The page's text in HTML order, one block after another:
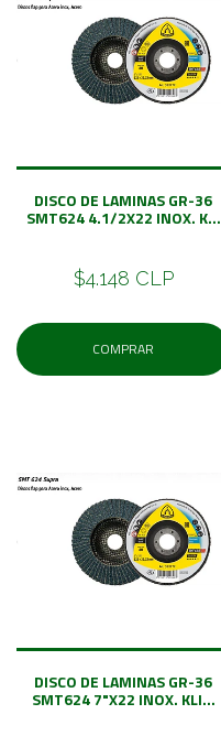
DISCO DE LAMINAS GR-36
SMT624 4.1/2X22 INOX. K...
$4.148 CLP
COMPRAR
DISCO DE LAMINAS GR-36
SMT624 7"X22 INOX. KLI...